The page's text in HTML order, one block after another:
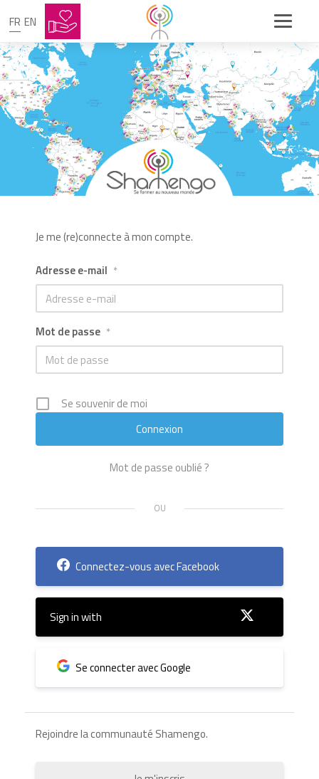
FR EN
Je me (re)connecte à mon compte.
Adresse e-mail *
Mot de passe *
Se souvenir de moi
Mot de passe oublié ?
Connectez-vous avec Facebook
Sign in with
Se connecter avec Google
Rejoindre la communauté Shamengo.